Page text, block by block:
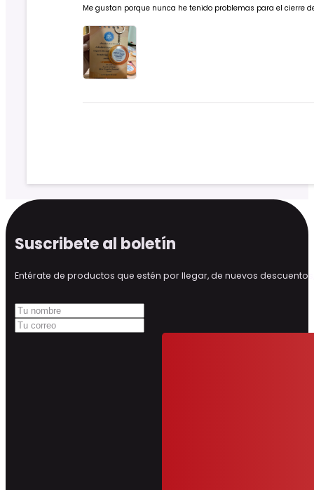
Me gustan porque nunca he tenido problemas para el cierre
Suscribete al boletín
Entérate de productos que estén por llegar, de nuevos